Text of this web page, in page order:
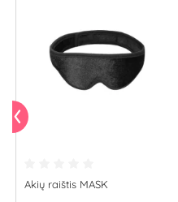
Akių raištis MASK